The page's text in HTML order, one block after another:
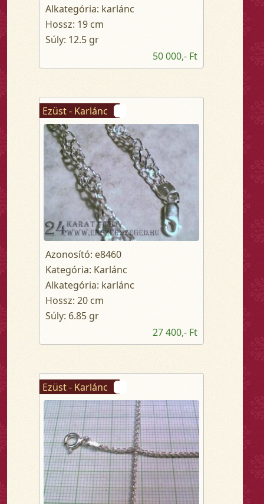
Alkategória: karlánc
Hossz: 19 cm
Súly: 12.5 gr
50 000,- Ft
Ezüst - Karlánc
Azonosító: e8460
Kategória: Karlánc
Alkategória: karlánc
Hossz: 20 cm
Súly: 6.85 gr
27 400,- Ft
Ezüst - Karlánc